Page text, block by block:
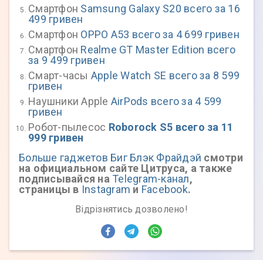
Смартфон Samsung Galaxy S20 всего за 16
499 гривен
Смартфон OPPO A53 всего за 4 699 гривен
Смартфон Realme GT Master Edition всего
за 9 499 гривен
Смарт-часы Apple Watch SE всего за 8 599
гривен
Наушники Apple AirPods всего за 4 599
гривен
Робот-пылесос Roborock S5 всего за 11
999 гривен
Больше гаджетов Биг Блэк Фрайдэй смотри
на официальном сайте Цитруса, а также
подписывайся на Telegram-канал,
страницы в Instagram и Facebook.
Відрізнятись дозволено!